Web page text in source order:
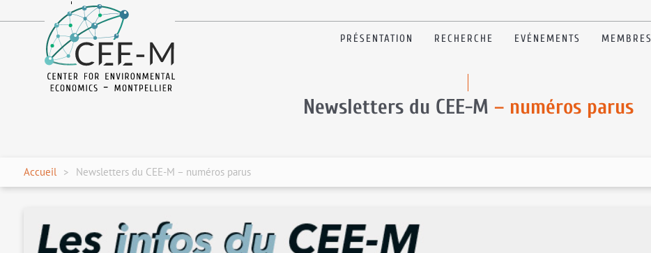
en
PRÉSENTATION RECHERCHE EVÉNEMENTS MEMBRES
Newsletters du CEE-M – numéros parus
Accueil Newsletters du CEE-M – numéros parus